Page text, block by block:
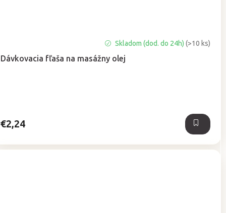
Dávkovacia fľaša na masážny olej
hodnotenie
produktu
Skladom (dod. do 24h)(>10 ks)
€2,24